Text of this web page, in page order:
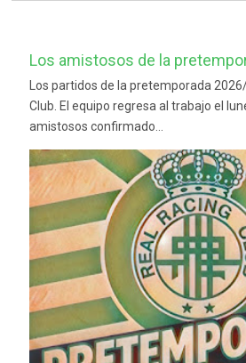
Los amistosos de la
Los partidos de la pretemporada
Club. El equipo regresa al trabajo el
amistosos confirmado...